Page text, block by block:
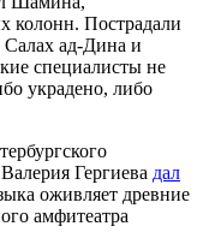
колонн. Пострадали
Салах ад-Дина и
специалисты не
украдено, либо
Гергиева дал
оживляет древние
амфитеатра